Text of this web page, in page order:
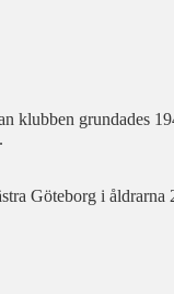
klubben grundades
.
Göteborg i